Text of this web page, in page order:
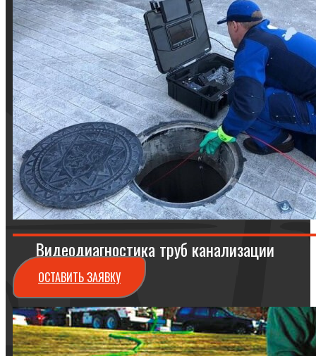
Видеодиагностика труб канализации
ОСТАВИТЬ ЗАЯВКУ